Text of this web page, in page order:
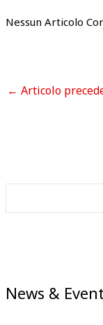
Nessun Articolo
← Articolo
News &